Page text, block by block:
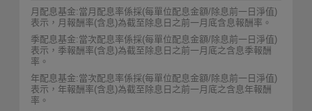
月配息基金:當月配息率係採(每單位配息金額/除息前一日淨值)
表示，月報酬率(含息)為截至除息日之前一月底含息報酬率。
季配息基金:當次配息率係採(每單位配息金額/除息前一日淨值)
表示，季報酬率(含息)為截至除息日之前一月底之含息季報酬
率。
年配息基金:當次配息率係採(每單位配息金額/除息前一日淨值)
表示，年報酬率(含息)為截至除息日之前一月底之含息年報酬
率。